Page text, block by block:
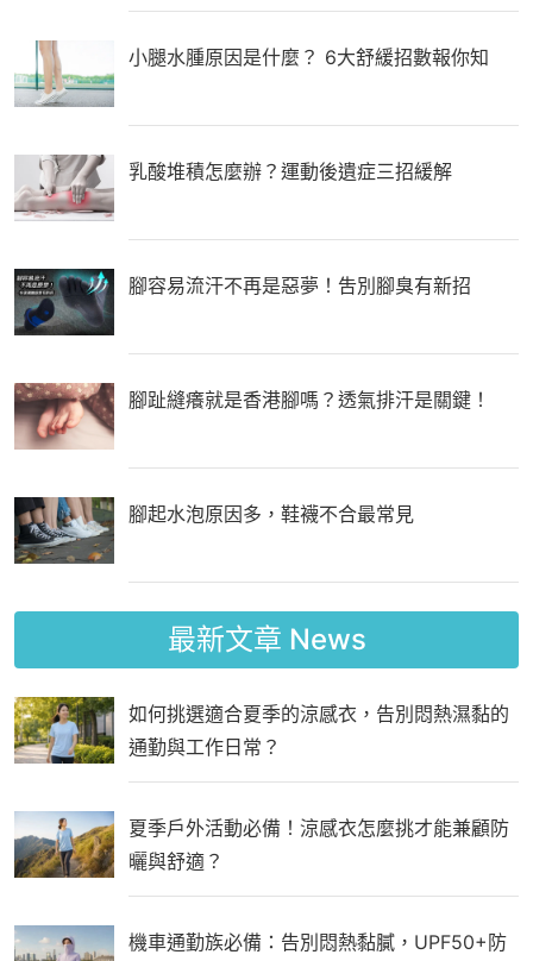
小腿水腫原因是什麼？ 6大舒緩招數報你知
乳酸堆積怎麼辦？運動後遺症三招緩解
腳容易流汗不再是惡夢！吿別腳臭有新招
腳趾縫癢就是香港腳嗎？透氣排汗是關鍵！
腳起水泡原因多，鞋襪不合最常見
最新文章 News
如何挑選適合夏季的涼感衣，告別悶熱濕黏的
通勤與工作日常？
夏季戶外活動必備！涼感衣怎麼挑才能兼顧防
曬與舒適？
機車通勤族必備：告別悶熱黏膩，UPF50+防